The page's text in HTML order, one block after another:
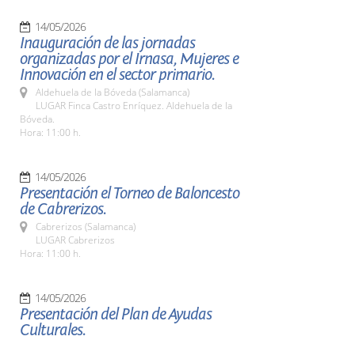
14/05/2026
Inauguración de las jornadas
organizadas por el Irnasa, Mujeres e
Innovación en el sector primario.
Aldehuela de la Bóveda (Salamanca)
LUGAR Finca Castro Enríquez. Aldehuela de la
Bóveda.
Hora: 11:00 h.
14/05/2026
Presentación el Torneo de Baloncesto
de Cabrerizos.
Cabrerizos (Salamanca)
LUGAR Cabrerizos
Hora: 11:00 h.
14/05/2026
Presentación del Plan de Ayudas
Culturales.